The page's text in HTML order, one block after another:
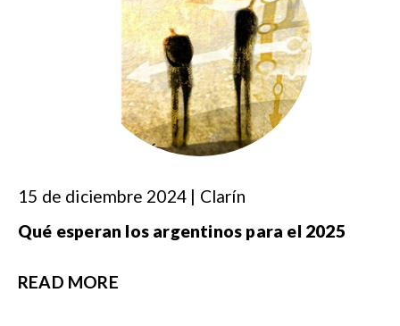
15 de diciembre 2024 | Clarín
Qué esperan los argentinos para el 2025
READ MORE